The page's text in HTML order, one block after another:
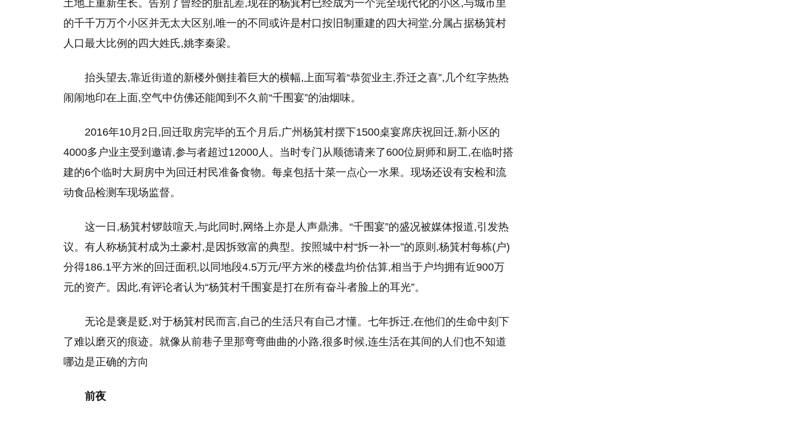
土地上重新生长。告别了曾经的脏乱差,现在的杨箕村已经成为一个完全现代化的小区,与城市里
的千千万万个小区并无太大区别,唯一的不同或许是村口按旧制重建的四大祠堂,分属占据杨箕村
人口最大比例的四大姓氏,姚李秦梁。
抬头望去,靠近街道的新楼外侧挂着巨大的横幅,上面写着“恭贺业主,乔迁之喜”,几个红字热热
闹闹地印在上面,空气中仿佛还能闻到不久前“千围宴”的油烟味。
2016年10月2日,回迁取房完毕的五个月后,广州杨箕村摆下1500桌宴席庆祝回迁,新小区的
4000多户业主受到邀请,参与者超过12000人。当时专门从顺德请来了600位厨师和厨工,在临时搭
建的6个临时大厨房中为回迁村民准备食物。每桌包括十菜一点心一水果。现场还设有安检和流
动食品检测车现场监督。
这一日,杨箕村锣鼓喧天,与此同时,网络上亦是人声鼎沸。“千围宴”的盛况被媒体报道,引发热
议。有人称杨箕村成为土豪村,是因拆致富的典型。按照城中村“拆一补一”的原则,杨箕村每栋(户)
分得186.1平方米的回迁面积,以同地段4.5万元/平方米的楼盘均价估算,相当于户均拥有近900万
元的资产。因此,有评论者认为“杨箕村千围宴是打在所有奋斗者脸上的耳光”。
无论是褒是贬,对于杨箕村民而言,自己的生活只有自己才懂。七年拆迁,在他们的生命中刻下
了难以磨灭的痕迹。就像从前巷子里那弯弯曲曲的小路,很多时候,连生活在其间的人们也不知道
哪边是正确的方向
前夜